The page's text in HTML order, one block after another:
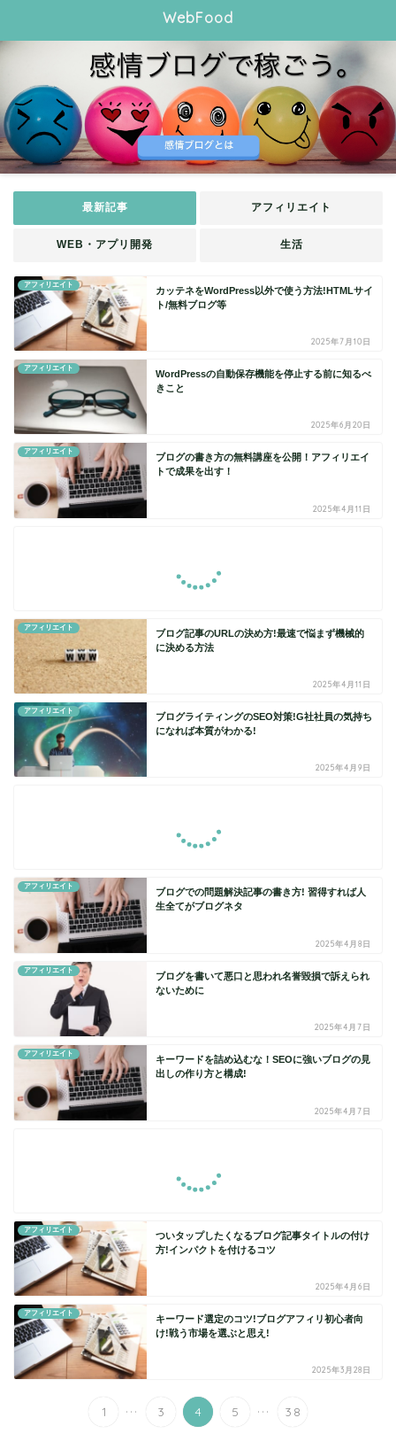
WebFood
最新記事 アフィリエイト
WEB・アプリ開発 生活
アフィリエイト
カッテネをWordPress以外で使う方法!HTMLサイ
ト/無料ブログ等
2025年7月10日
アフィリエイト
WordPressの自動保存機能を停止する前に知るべ
きこと
2025年6月20日
アフィリエイト
ブログの書き方の無料講座を公開！アフィリエイ
トで成果を出す！
2025年4月11日
アフィリエイト
ブログ記事のURLの決め方!最速で悩まず機械的
に決める方法
2025年4月11日
アフィリエイト
ブログライティングのSEO対策!G社社員の気持ち
になれば本質がわかる!
2025年4月9日
アフィリエイト
ブログでの問題解決記事の書き方! 習得すれば人
生全てがブログネタ
2025年4月8日
アフィリエイト
ブログを書いて悪口と思われ名誉毀損で訴えられ
ないために
2025年4月7日
アフィリエイト
キーワードを詰め込むな！SEOに強いブログの見
出しの作り方と構成!
2025年4月7日
アフィリエイト
ついタップしたくなるブログ記事タイトルの付け
方!インパクトを付けるコツ
2025年4月6日
アフィリエイト
キーワード選定のコツ!ブログアフィリ初心者向
け!戦う市場を選ぶと思え!
2025年3月28日
1 ... 3 4 5 ... 38